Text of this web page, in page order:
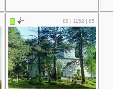
88 | 1152 | 85